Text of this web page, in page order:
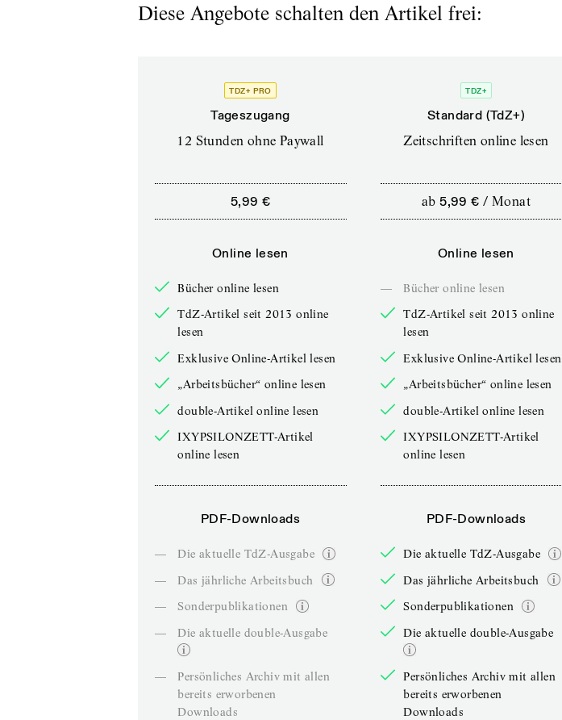
Diese Angebote schalten den Artikel frei:
TDZ+ PRO
Tageszugang
12 Stunden ohne Paywall
5,99 €
Online lesen
Bücher online lesen
TdZ-Artikel seit 2013 online
lesen
Exklusive Online-Artikel lesen
„Arbeitsbücher“ online lesen
double-Artikel online lesen
IXYPSILONZETT-Artikel
online lesen
PDF-Downloads
—
Die aktuelle TdZ-Ausgabe
—
Das jährliche Arbeitsbuch
—
Sonderpublikationen
—
Die aktuelle double-Ausgabe
—
Persönliches Archiv mit allen
bereits erworbenen
Downloads
TDZ+
Standard (TdZ+)
Zeitschriften online lesen
ab 5,99 € / Monat
Online lesen
—
Bücher online lesen
TdZ-Artikel seit 2013 online
lesen
Exklusive Online-Artikel lesen
„Arbeitsbücher“ online lesen
double-Artikel online lesen
IXYPSILONZETT-Artikel
online lesen
PDF-Downloads
Die aktuelle TdZ-Ausgabe
Das jährliche Arbeitsbuch
Sonderpublikationen
Die aktuelle double-Ausgabe
Persönliches Archiv mit allen
bereits erworbenen
Downloads